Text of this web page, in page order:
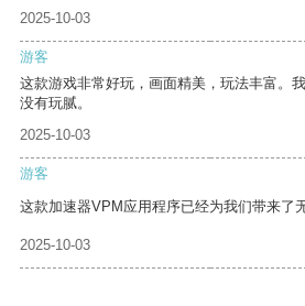
2025-10-03
游客
这款游戏非常好玩，画面精美，玩法丰富。
没有玩腻。
2025-10-03
游客
这款加速器VPM应用程序已经为我们带来了
2025-10-03